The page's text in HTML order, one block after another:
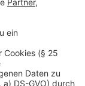
bei der
zwischen